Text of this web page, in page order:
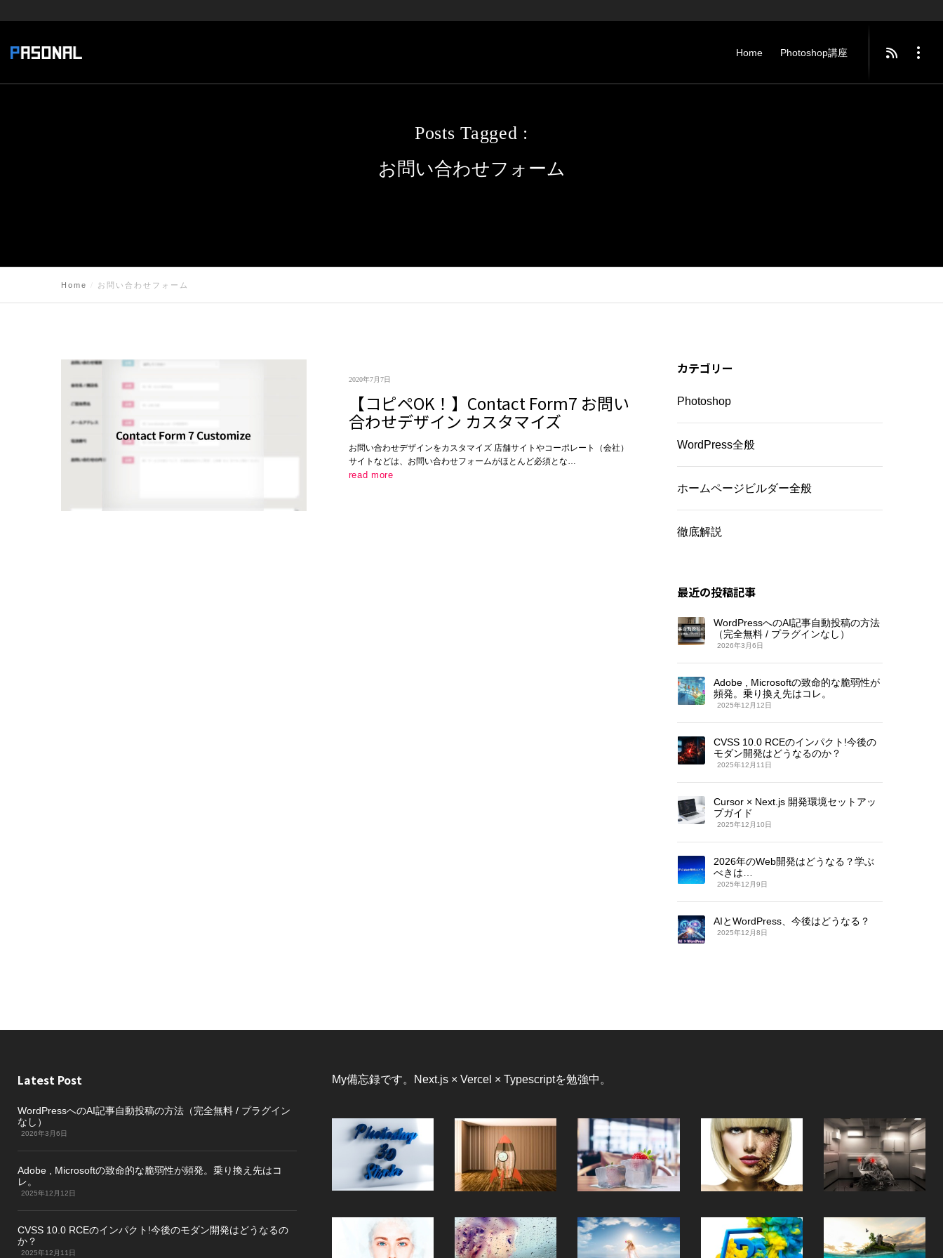
Home Photoshop講座
Posts Tagged :
お問い合わせフォーム
Home お問い合わせフォーム
2020年7月7日
【コピペOK！】Contact Form7 お問い
合わせデザイン カスタマイズ
お問い合わせデザインをカスタマイズ 店舗サイトやコーポレート（会社）
サイトなどは、お問い合わせフォームがほとんど必須とな…
read more
カテゴリー
Photoshop
WordPress全般
ホームページビルダー全般
徹底解説
最近の投稿記事
WordPressへのAI記事自動投稿の方法
（完全無料 / プラグインなし）
2026年3月6日
Adobe , Microsoftの致命的な脆弱性が
頻発。乗り換え先はコレ。
2025年12月12日
CVSS 10.0 RCEのインパクト!今後の
モダン開発はどうなるのか？
2025年12月11日
Cursor × Next.js 開発環境セットアッ
プガイド
2025年12月10日
2026年のWeb開発はどうなる？学ぶ
べきは…
2025年12月9日
AIとWordPress、今後はどうなる？
2025年12月8日
Latest Post
WordPressへのAI記事自動投稿の方法（完全無料 / プラグイン
なし）
2026年3月6日
Adobe , Microsoftの致命的な脆弱性が頻発。乗り換え先はコ
レ。
2025年12月12日
CVSS 10.0 RCEのインパクト!今後のモダン開発はどうなるの
か？
2025年12月11日
My備忘録です。Next.js × Vercel × Typescriptを勉強中。